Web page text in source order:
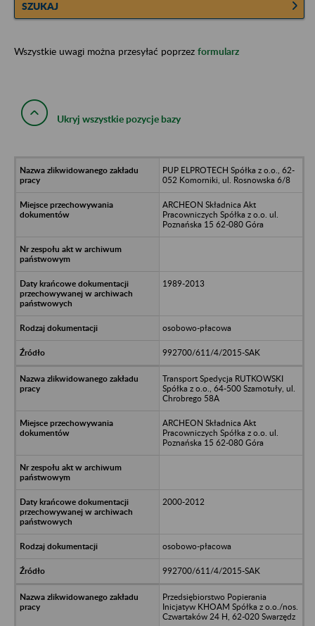
SZUKAJ
Wszystkie uwagi można przesyłać poprzez formularz
Ukryj wszystkie pozycje bazy
PUP ELPROTECH Spółka z o.o., 62-
052 Komorniki, ul. Rosnowska 6/8
ARCHEON Składnica Akt
Pracowniczych Spółka z o.o. ul.
Poznańska 15 62-080 Góra
1989-2013
osobowo-płacowa
992700/611/4/2015-SAK
Transport Spedycja RUTKOWSKI
Spółka z o.o., 64-500 Szamotuły, ul.
Chrobrego 58A
ARCHEON Składnica Akt
Pracowniczych Spółka z o.o. ul.
Poznańska 15 62-080 Góra
2000-2012
osobowo-płacowa
992700/611/4/2015-SAK
Przedsiębiorstwo Popierania
Inicjatyw KHOAM Spółka z o.o./nos.
Czwartaków 24 H, 62-020 Swarzędz